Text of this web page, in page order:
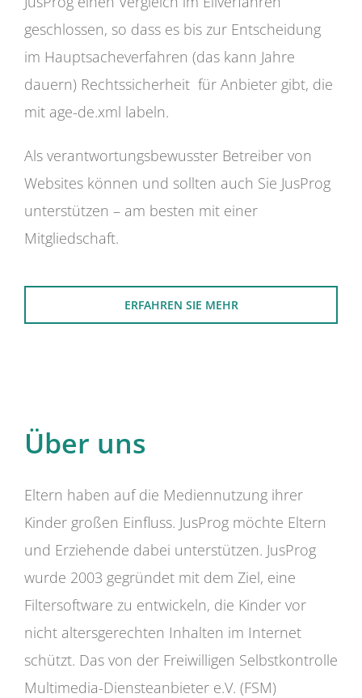
geschlossen, so dass es bis zur Entscheidung
im Hauptsacheverfahren (das kann Jahre
dauern) Rechtssicherheit für Anbieter gibt, die
mit age-de.xml labeln.
Als verantwortungsbewusster Betreiber von
Websites können und sollten auch Sie JusProg
unterstützen – am besten mit einer
Mitgliedschaft.
ERFAHREN SIE MEHR
Über uns
Eltern haben auf die Mediennutzung ihrer
Kinder großen Einfluss. JusProg möchte Eltern
und Erziehende dabei unterstützen. JusProg
wurde 2003 gegründet mit dem Ziel, eine
Filtersoftware zu entwickeln, die Kinder vor
nicht altersgerechten Inhalten im Internet
schützt. Das von der Freiwilligen Selbstkontrolle
Multimedia-Diensteanbieter e.V. (FSM)